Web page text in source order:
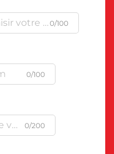
0/100
0/100
0/200